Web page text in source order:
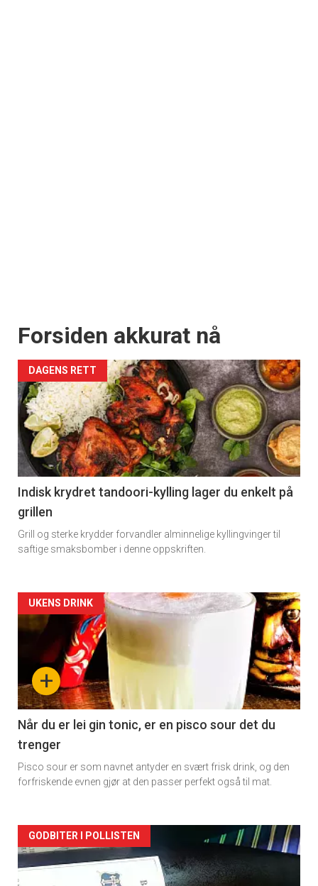
Forsiden akkurat nå
DAGENS RETT
Indisk krydret tandoori-kylling lager du enkelt på
grillen
Grill og sterke krydder forvandler alminnelige kyllingvinger til
saftige smaksbomber i denne oppskriften.
Forsiden
akkurat
nå
-
2
+
UKENS DRINK
Når du er lei gin tonic, er en pisco sour det du
trenger
Pisco sour er som navnet antyder en svært frisk drink, og den
forfriskende evnen gjør at den passer perfekt også til mat.
Forsiden
akkurat
GODBITER I POLLISTEN